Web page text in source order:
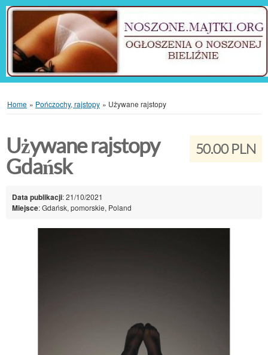
Home » Pończochy, rajstopy » Używane rajstopy
50.00 PLN
Używane rajstopy
Gdańsk
Data publikacji: 21/10/2021
Miejsce: Gdańsk, pomorskie, Poland